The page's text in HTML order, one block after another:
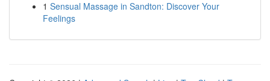
1 Sensual Massage in Sandton: Discover Your
Feelings